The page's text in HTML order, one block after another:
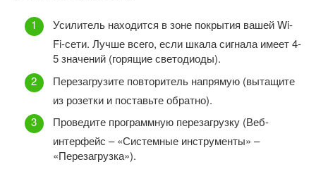
Усилитель находится в зоне покрытия вашей Wi-
Fi-сети. Лучше всего, если шкала сигнала имеет 4-
5 значений (горящие светодиоды).
Перезагрузите повторитель напрямую (вытащите
из розетки и поставьте обратно).
Проведите программную перезагрузку (Веб-
интерфейс – «Системные инструменты» –
«Перезагрузка»).